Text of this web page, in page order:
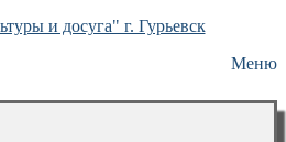
и досуга" г. Гурьевск
Меню